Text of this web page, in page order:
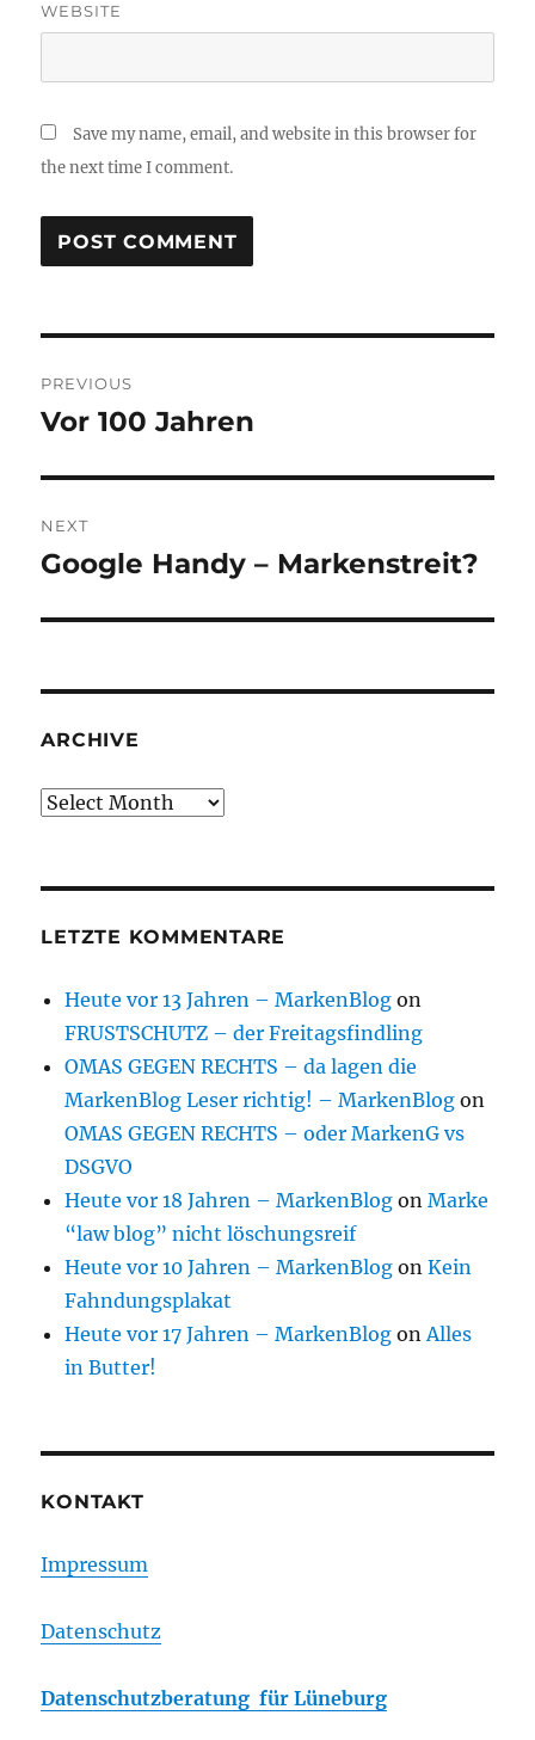
WEBSITE
Save my name, email, and website in this browser for
the next time I comment.
navigation
PREVIOUS
Previous
Vor 100 Jahren
NEXT
Next
Google Handy – Markenstreit?
ARCHIVE
Archive
LETZTE KOMMENTARE
Heute vor 13 Jahren – MarkenBlog on
FRUSTSCHUTZ – der Freitagsfindling
OMAS GEGEN RECHTS – da lagen die
MarkenBlog Leser richtig! – MarkenBlog on
OMAS GEGEN RECHTS – oder MarkenG vs
DSGVO
Heute vor 18 Jahren – MarkenBlog onMarke
“law blog” nicht löschungsreif
Heute vor 10 Jahren – MarkenBlog onKein
Fahndungsplakat
Heute vor 17 Jahren – MarkenBlog onAlles
in Butter!
KONTAKT
Impressum
Datenschutz
Datenschutzberatung für Lüneburg